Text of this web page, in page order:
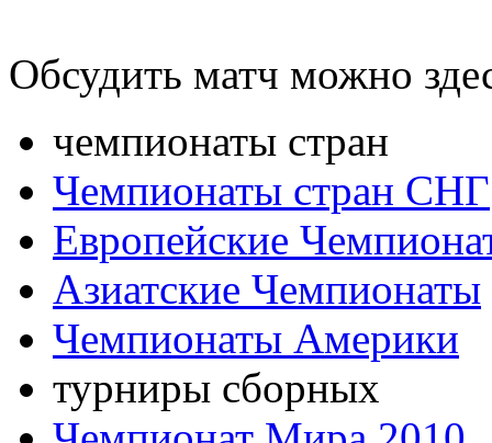
Обсудить матч можно
чемпионаты стран
Чемпионаты стран СНГ
Европейские
Азиатские Чемпионаты
Чемпионаты Америки
турниры сборных